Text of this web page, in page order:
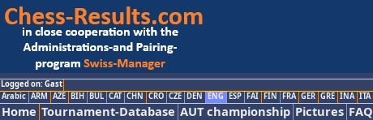
Logged on: Gast
Arabic ARM AZE BIH BUL CAT CHN CRO CZE DEN ENG ESP FAI FIN FRA GER GRE INA ITA
Home Tournament-Database AUT championship Pictures FAQ